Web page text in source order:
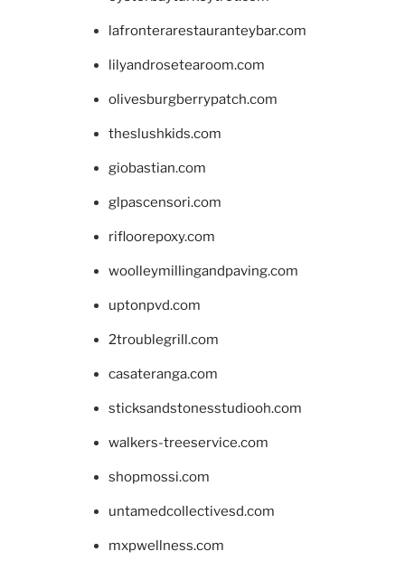
lafronterarestauranteybar.com
lilyandrosetearoom.com
olivesburgberrypatch.com
theslushkids.com
giobastian.com
glpascensori.com
rifloorepoxy.com
woolleymillingandpaving.com
uptonpvd.com
2troublegrill.com
casateranga.com
sticksandstonesstudiooh.com
walkers-treeservice.com
shopmossi.com
untamedcollectivesd.com
mxpwellness.com